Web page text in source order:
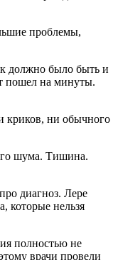
проблемы,
должно было быть и
пошел на минуты.
криков, ни обычного
шума. Тишина.
диагноз. Лере
которые нельзя
полностью не
врачи провели